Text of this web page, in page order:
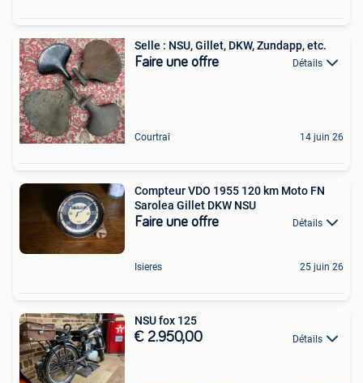
Selle : NSU, Gillet, DKW, Zundapp, etc.
Faire une offre Détails
Courtrai 14 juin 26
Compteur VDO 1955 120 km Moto FN
Sarolea Gillet DKW NSU
Faire une offre Détails
Isieres 25 juin 26
NSU fox 125
€ 2.950,00 Détails